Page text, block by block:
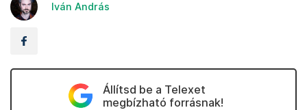
Iván András
Állítsd be a Telexet
megbízható forrásnak!